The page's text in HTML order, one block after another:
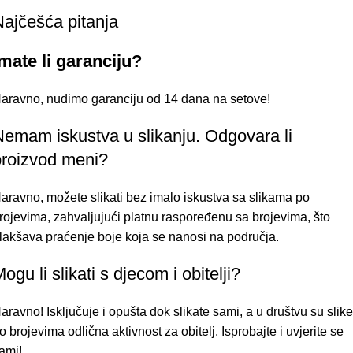
pitanja
li garanciju?
nudimo garanciju od 14 dana na setove!
iskustva u slikanju. Odgovara li
meni?
možete slikati bez imalo iskustva sa slikama po
zahvaljujući platnu raspoređenu sa brojevima, što
praćenje boje koja se nanosi na područja.
li slikati s djecom i obitelji?
Isključuje i opušta dok slikate sami, a u društvu su slike
brojevima odlična aktivnost za obitelj. Isprobajte i uvjerite se